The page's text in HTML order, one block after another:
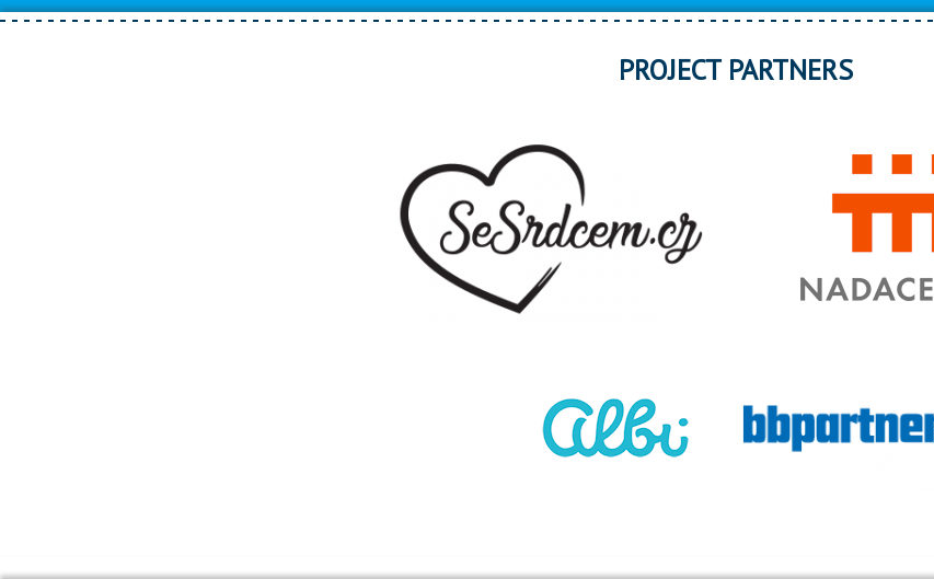
PROJECT PARTNERS